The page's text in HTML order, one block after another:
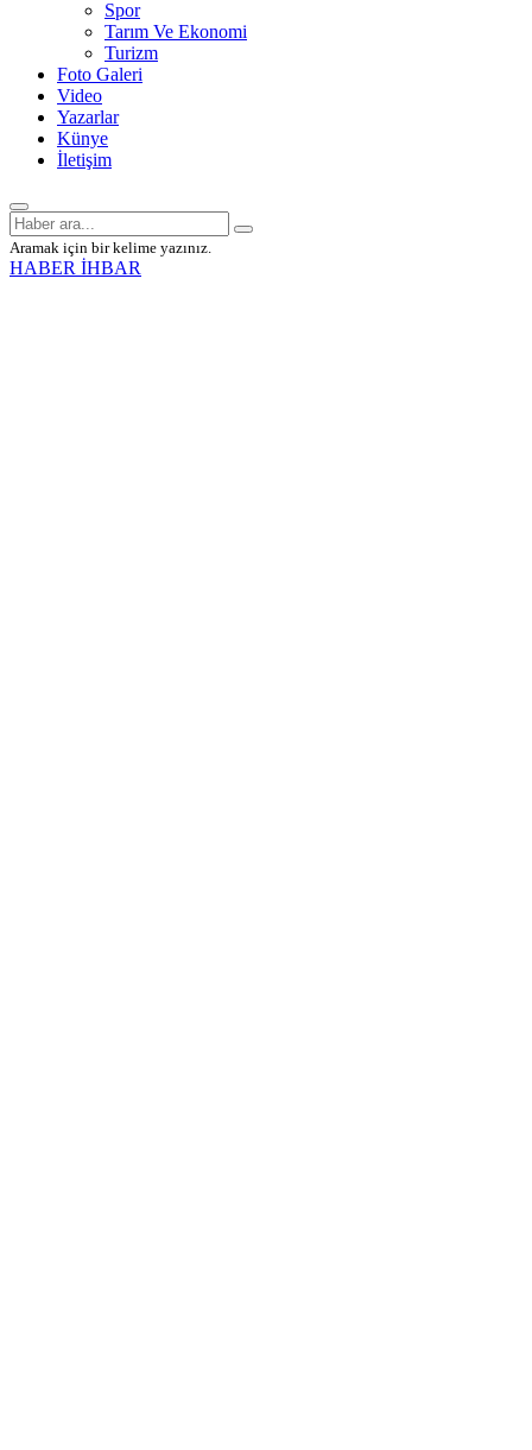
Spor
Tarım Ve Ekonomi
Turizm
Foto Galeri
Video
Yazarlar
Künye
İletişim
Aramak için bir kelime yazınız.
HABER İHBAR